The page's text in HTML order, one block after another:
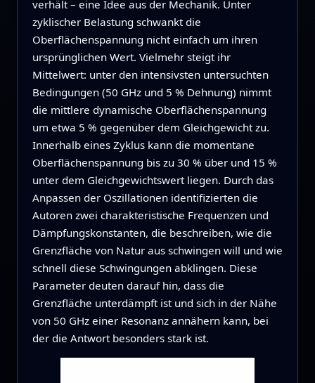
verhält – eine Idee aus der Mechanik. Unter
zyklischer Belastung schwankt die
Oberflächenspannung nicht einfach um ihren
ursprünglichen Wert. Vielmehr steigt ihr
Mittelwert: unter den intensivsten untersuchten
Bedingungen (50 GHz und 5 % Dehnung) nimmt
die mittlere dynamische Oberflächenspannung
um etwa 5 % gegenüber dem Gleichgewicht zu.
Innerhalb eines Zyklus kann die momentane
Oberflächenspannung bis zu 30 % über und 15 %
unter dem Gleichgewichtswert liegen. Durch das
Anpassen der Oszillationen identifizierten die
Autoren zwei charakteristische Frequenzen und
Dämpfungskonstanten, die beschreiben, wie die
Grenzfläche von Natur aus schwingen will und wie
schnell diese Schwingungen abklingen. Diese
Parameter deuten darauf hin, dass die
Grenzfläche unterdämpft ist und sich in der Nähe
von 50 GHz einer Resonanz annähern kann, bei
der die Antwort besonders stark ist.